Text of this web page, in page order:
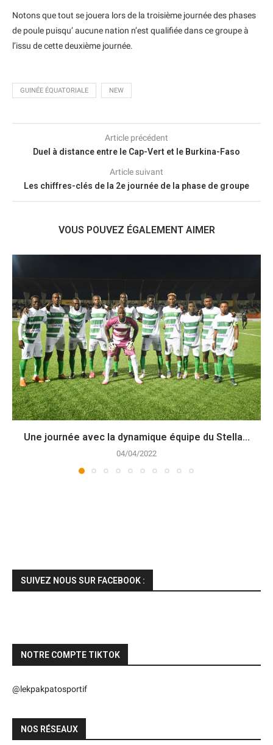
Notons que tout se jouera lors de la troisième journée des phases
de poule puisqu’ aucune nation n’est qualifiée dans ce groupe à
l’issu de cette deuxième journée.
GUINÉE ÉQUATORIALE NEW
Article précédent
Duel à distance entre le Cap-Vert et le Burkina-Faso
Article suivant
Les chiffres-clés de la 2e journée de la phase de groupe
VOUS POUVEZ ÉGALEMENT AIMER
Une journée avec la dynamique équipe du Stella...
04/04/2022
SUIVEZ NOUS SUR FACEBOOK :
NOTRE COMPTE TIKTOK
@lekpakpatosportif
NOS RÉSEAUX